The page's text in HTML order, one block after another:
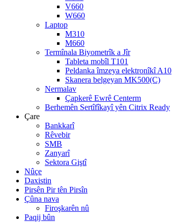
V660
W660
Laptop
M310
M660
Termînala Biyometrîk a Jîr
Tableta mobîl T101
Peldanka îmzeya elektronîkî A10
Skanera belgeyan MK500(C)
Nermalav
Çapkerê Ewrê Centerm
Berhemên Sertîfîkayî yên Citrix Ready
Çare
Bankkarî
Rêvebir
SMB
Zanyarî
Sektora Giştî
Nûçe
Daxistin
Pirsên Pir tên Pirsîn
Çûna nava
Firoşkarên nû
Paqij bûn